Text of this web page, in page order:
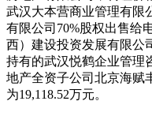
武汉大本营商业管理有限
有限公司70%股权出售给
西）建设投资发展有限公
持有的武汉悦鹤企业管理
地产全资子公司北京海赋
为19,118.52万元。